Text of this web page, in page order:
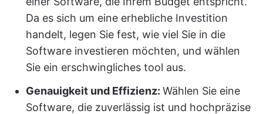
Da es sich um eine erhebliche Investition
handelt, legen Sie fest, wie viel Sie in die
Software investieren möchten, und wählen
Sie ein erschwingliches tool aus.
Genauigkeit und Effizienz: Wählen Sie eine
Software, die zuverlässig ist und hochpräzise